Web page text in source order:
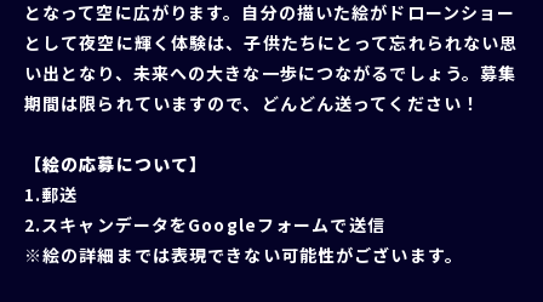
となって空に広がります。自分の描いた絵がドローンショー
として夜空に輝く体験は、子供たちにとって忘れられない思
い出となり、未来への大きな一歩につながるでしょう。募集
期間は限られていますので、どんどん送ってください！
【絵の応募について】
1.郵送
2.スキャンデータをGoogleフォームで送信
※絵の詳細までは表現できない可能性がございます。